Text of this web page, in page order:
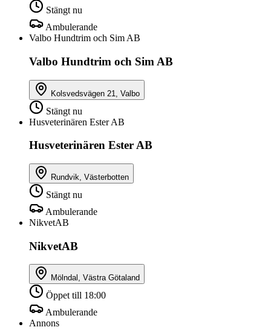
Stängt nu
Ambulerande
Valbo Hundtrim och Sim AB
Valbo Hundtrim och Sim AB
Kolsvedsvägen 21, Valbo
Stängt nu
Husveterinären Ester AB
Husveterinären Ester AB
Rundvik, Västerbotten
Stängt nu
Ambulerande
NikvetAB
NikvetAB
Mölndal, Västra Götaland
Öppet till 18:00
Ambulerande
Annons